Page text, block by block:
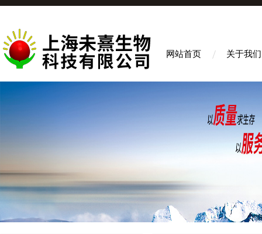
网站首页 关于我们